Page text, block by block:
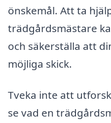
önskemål. Att ta
trädgårdsmästare
och säkerställa att
möjliga skick.
Tveka inte att
se vad en